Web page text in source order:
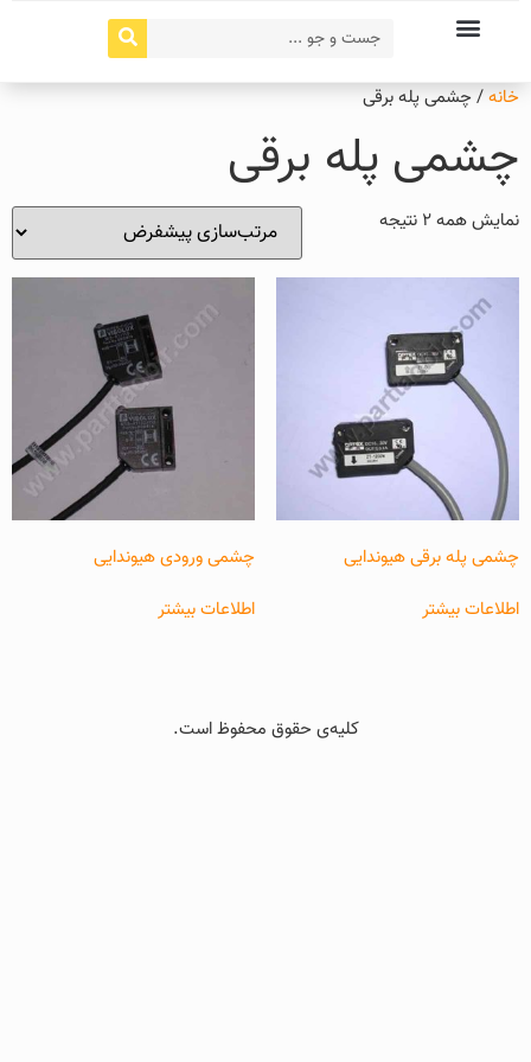
خانه/ چشمی پله برقی
چشمی پله برقی
نمایش همه 2 نتیجه
چشمی پله برقی هیوندایی
اطلاعات بیشتر
چشمی ورودی هیوندایی
اطلاعات بیشتر
کلیه‌ی حقوق محفوظ است.